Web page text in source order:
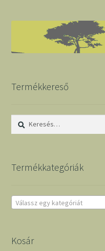
Termékkereső
Keresés:
Termékkategóriák
Válassz egy kategóriát
Kosár